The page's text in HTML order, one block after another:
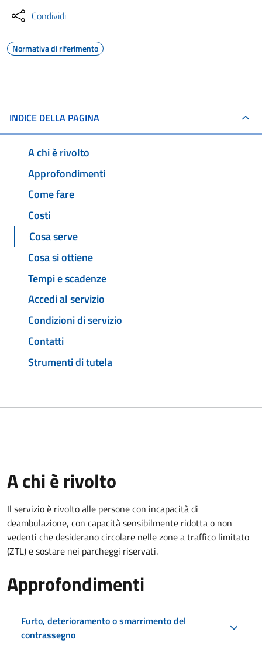
Condividi
Normativa di riferimento
INDICE DELLA PAGINA
A chi è rivolto
Approfondimenti
Come fare
Costi
Cosa serve
Cosa si ottiene
Tempi e scadenze
Accedi al servizio
Condizioni di servizio
Contatti
Strumenti di tutela
A chi è rivolto
Il servizio è rivolto alle persone con incapacità di
deambulazione, con capacità sensibilmente ridotta o non
vedenti che desiderano circolare nelle zone a traffico limitato
(ZTL) e sostare nei parcheggi riservati.
Approfondimenti
Furto, deterioramento o smarrimento del
contrassegno